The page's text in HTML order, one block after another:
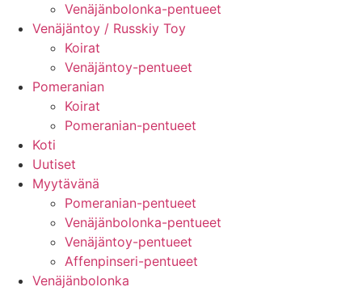
Venäjänbolonka-pentueet
Venäjäntoy / Russkiy Toy
Koirat
Venäjäntoy-pentueet
Pomeranian
Koirat
Pomeranian-pentueet
Koti
Uutiset
Myytävänä
Pomeranian-pentueet
Venäjänbolonka-pentueet
Venäjäntoy-pentueet
Affenpinseri-pentueet
Venäjänbolonka